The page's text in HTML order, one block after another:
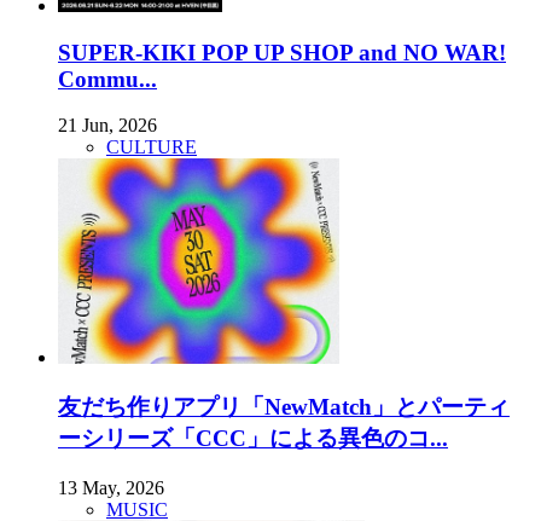
SUPER-KIKI POP UP SHOP and NO WAR!
Commu...
21 Jun, 2026
CULTURE
友だち作りアプリ「NewMatch」とパーティ
ーシリーズ「CCC」による異色のコ...
13 May, 2026
MUSIC